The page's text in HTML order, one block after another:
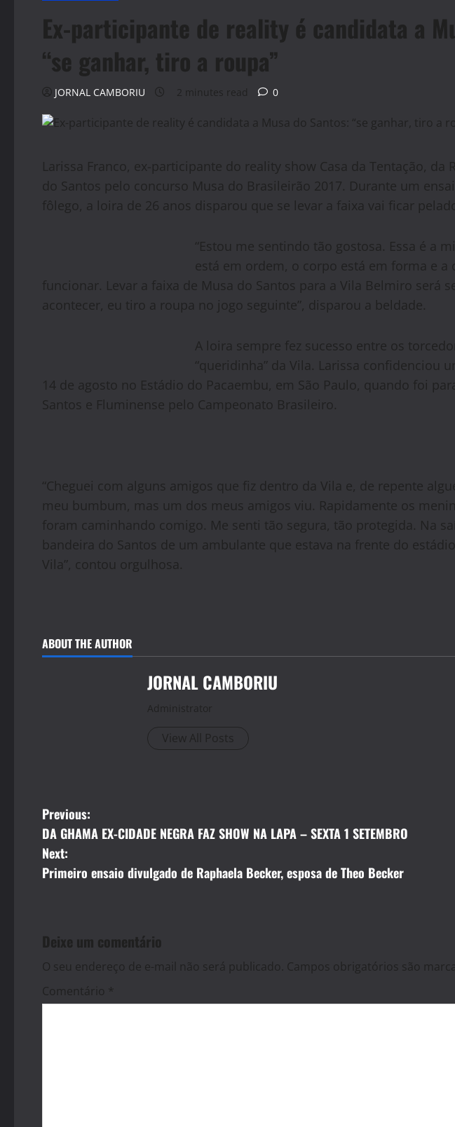
Ex-participante de reality é candidata a
“se ganhar, tiro a roupa”
JORNAL CAMBORIU 2 minutes read 0
Larissa Franco, ex-participante do reality show Casa da Tentação, da
do Santos pelo concurso Musa do Brasileirão 2017. Durante um
fôlego, a loira de 26 anos disparou que se levar a faixa vai ficar
“Estou me sentindo tão gostosa. Essa é a
está em ordem, o corpo está em forma e a
funcionar. Levar a faixa de Musa do Santos para a Vila Belmiro será
acontecer, eu tiro a roupa no jogo seguinte”, disparou a beldade.
A loira sempre fez sucesso entre os
“queridinha” da Vila. Larissa confidenciou
14 de agosto no Estádio do Pacaembu, em São Paulo, quando foi
Santos e Fluminense pelo Campeonato Brasileiro.
“Cheguei com alguns amigos que fiz dentro da Vila e, de repente
meu bumbum, mas um dos meus amigos viu. Rapidamente os
foram caminhando comigo. Me senti tão segura, tão protegida. Na
bandeira do Santos de um ambulante que estava na frente do
Vila”, contou orgulhosa.
ABOUT THE AUTHOR
JORNAL CAMBORIU
Administrator
View All Posts
P
o
s
n
a
v
Previous:
DA GHAMA EX-CIDADE NEGRA FAZ SHOW NA LAPA – SEXTA 1 SETEMBRO
Next:
Primeiro ensaio divulgado de Raphaela Becker, esposa de Theo Becker
Deixe um comentário
O seu endereço de e-mail não será publicado. Campos obrigatórios são
Comentário *